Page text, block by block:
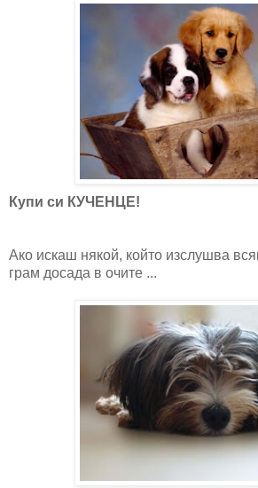
Купи си КУЧЕНЦЕ!
Ако искаш някой, който изслушва
грам досада в очите ...